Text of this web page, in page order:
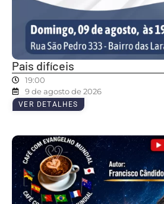
Pais difíceis
19:00
9 de agosto de 2026
VER DETALHES